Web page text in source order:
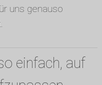
uns genauso
einfach, auf